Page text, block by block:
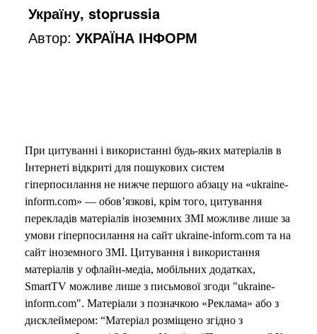
Україну, stoprussia
Автор:УКРАЇНА ІНФОРМ
При цитуванні і використанні будь-яких матеріалів в
Інтернеті відкриті для пошукових систем
гіперпосилання не нижче першого абзацу на «ukraine-
inform.com» — обов’язкові, крім того, цитування
перекладів матеріалів іноземних ЗМІ можливе лише за
умови гіперпосилання на сайт ukraine-inform.com та на
сайт іноземного ЗМІ. Цитування і використання
матеріалів у офлайн-медіа, мобільних додатках,
SmartTV можливе лише з письмової згоди "ukraine-
inform.com". Матеріали з позначкою «Реклама» або з
дисклеймером: “Матеріал розміщено згідно з